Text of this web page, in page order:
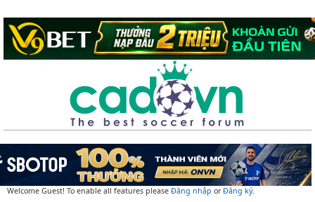
Welcome Guest! To enable all features please Đăng nhập orĐăng ký.